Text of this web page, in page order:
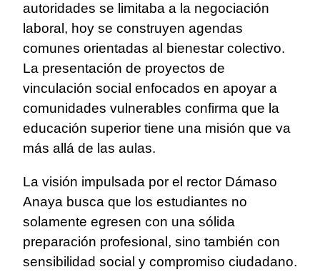
autoridades se limitaba a la negociación
laboral, hoy se construyen agendas
comunes orientadas al bienestar colectivo.
La presentación de proyectos de
vinculación social enfocados en apoyar a
comunidades vulnerables confirma que la
educación superior tiene una misión que va
más allá de las aulas.
La visión impulsada por el rector Dámaso
Anaya busca que los estudiantes no
solamente egresen con una sólida
preparación profesional, sino también con
sensibilidad social y compromiso ciudadano.